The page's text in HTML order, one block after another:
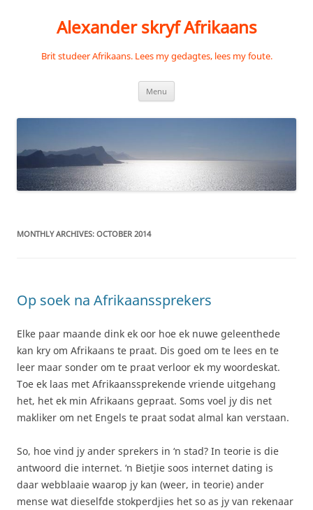
Alexander skryf Afrikaans
Brit studeer Afrikaans. Lees my gedagtes, lees my foute.
Menu
MONTHLY ARCHIVES: OCTOBER 2014
Op soek na Afrikaanssprekers
Elke paar maande dink ek oor hoe ek nuwe geleenthede
kan kry om Afrikaans te praat. Dis goed om te lees en te
leer maar sonder om te praat verloor ek my woordeskat.
Toe ek laas met Afrikaanssprekende vriende uitgehang
het, het ek min Afrikaans gepraat. Soms voel jy dis net
makliker om net Engels te praat sodat almal kan verstaan.
So, hoe vind jy ander sprekers in ‘n stad? In teorie is die
antwoord die internet. ‘n Bietjie soos internet dating is
daar webblaaie waarop jy kan (weer, in teorie) ander
mense wat dieselfde stokperdjies het so as jy van rekenaar